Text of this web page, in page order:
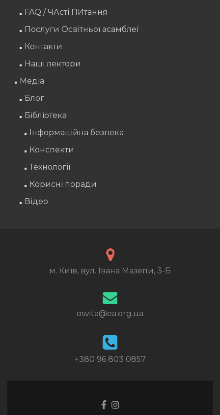
FAQ / ЧАсті ПИтання
Послуги Освітньої асамблеї
Контакти
Наші лектори
Медіа
Блог
Бібліотека
Інформаційна безпека
Конспекти
Технології
Корисні поради
Відео
м. Київ, вул. Івана Мазепи, 3-Б
osvita@ea.org.ua
+380 96 803 0857
GoGo